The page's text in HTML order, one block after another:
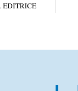
EDITRICE